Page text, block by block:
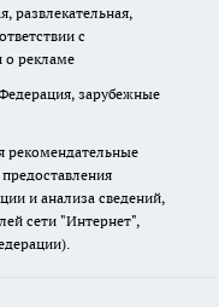
развлекательная,
с
о рекламе
зарубежные
рекомендательные
и анализа сведений,
сети "Интернет",